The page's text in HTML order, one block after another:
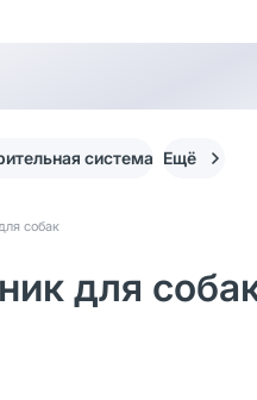
система Ещё
собак
для